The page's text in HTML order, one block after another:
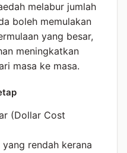
melabur jumlah
boleh memulakan
yang besar,
meningkatkan
masa ke masa.
(Dollar Cost
rendah kerana